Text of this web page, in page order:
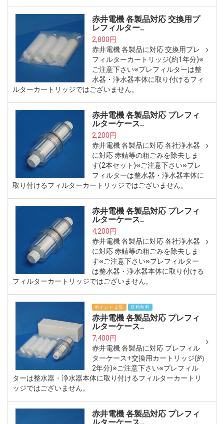
赤井電機 各製品対応 交換用プ
レフィルター..
2,800円
赤井電機 各製品に対応 交換用プレ
フィルターカートリッジ(約1年分)※
ご注意下さい※プレフィルターは整
水器・浄水器本体に取り付けるフィ
ルターカートリッジではございません。
赤井電機 各製品対応 プレフィ
ルターケース..
2,200円
赤井電機 各製品に対応 各社浄水器
に対応 赤錆等の粗ごみを除去しま
す(2本セット)※ご注意下さい※プレ
フィルターは整水器・浄水器本体に
取り付けるフィルターカートリッジではございません。
赤井電機 各製品対応 プレフィ
ルターケース..
4,200円
赤井電機 各製品に対応 各社浄水器
に対応 赤錆等の粗ごみを除去しま
す※ご注意下さい※プレフィルター
は整水器・浄水器本体に取り付ける
フィルターカートリッジではございません。
ポイント２倍 送料無料
赤井電機 各製品対応 プレフィ
ルターケース..
7,400円
赤井電機 各製品に対応 プレフィル
ターケース+交換用カートリッジ(約
2年分)※ご注意下さい※プレフィル
ターは整水器・浄水器本体に取り付けるフィルターカートリ
ッジではございません。
赤井電機 各製品対応 プレフィ
ルターケース..